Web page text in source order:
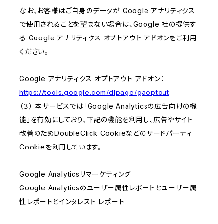
なお、お客様はご自身のデータが Google アナリティクス
で使用されることを望まない場合は、Google 社の提供す
る Google アナリティクス オプトアウト アドオンをご利用
ください。
Google アナリティクス オプトアウト アドオン：
https://tools.google.com/dlpage/gaoptout
（３） 本サービスでは「Google Analyticsの広告向けの機
能」を有効にしており、下記の機能を利用し、広告やサイト
改善のためDoubleClick Cookieなどのサードパーティ
Cookieを利用しています。
Google Analyticsリマーケティング
Google Analyticsのユーザー属性レポートとユーザー属
性レポートとインタレスト レポート